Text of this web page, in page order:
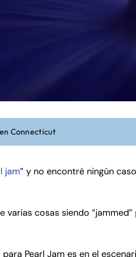
Connecticut
jam” y no encontré ningún
varias cosas siendo
Pearl Jam es en el